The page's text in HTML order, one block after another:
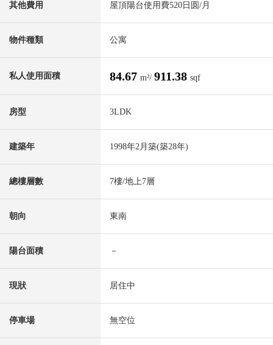
其他費用 屋頂陽台使用費520日圆/月
物件種類 公寓
私人使用面積 84.67 m²/ 911.38 sqf
房型 3LDK
建築年 1998年2月築(築28年)
總樓層數 7樓/地上7層
朝向 東南
陽台面積 －
現狀 居住中
停車場 無空位